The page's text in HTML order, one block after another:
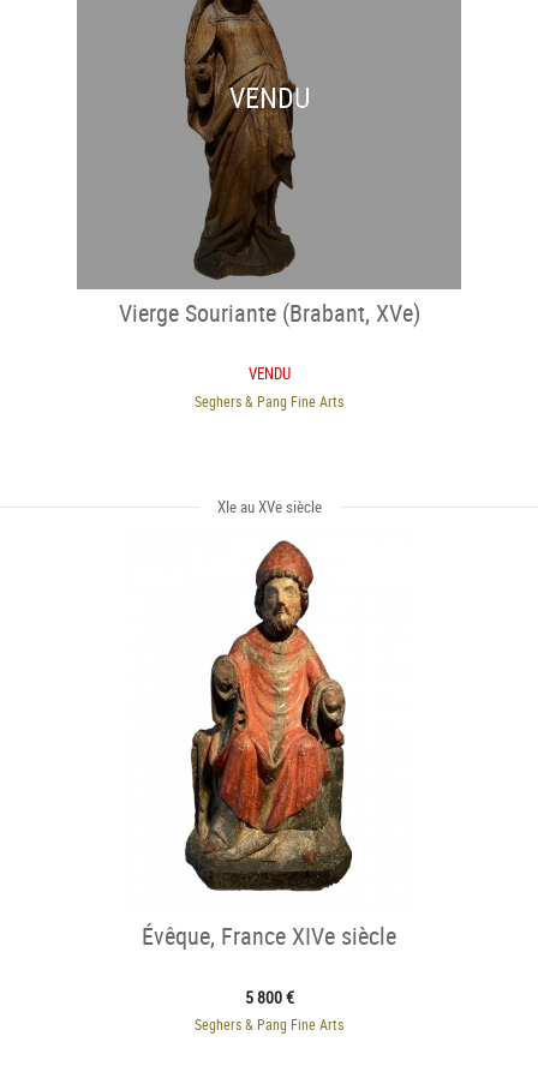
VENDU
Vierge Souriante (Brabant, XVe)
VENDU
Seghers & Pang Fine Arts
XIe au XVe siècle
Évêque, France XIVe siècle
5 800 €
Seghers & Pang Fine Arts